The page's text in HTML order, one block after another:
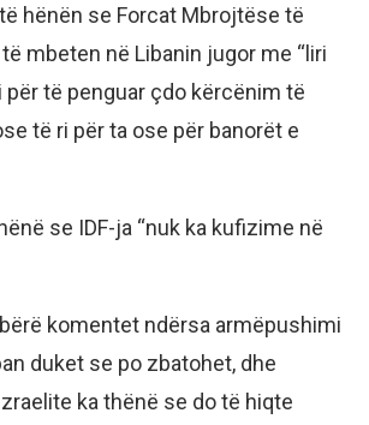
hënën se Forcat Mbrojtëse të
mbeten në Libanin jugor me “liri
të penguar çdo kërcënim të
të ri për ta ose për banorët e
se IDF-ja “nuk ka kufizime në
komentet ndërsa armëpushimi
duket se po zbatohet, dhe
ka thënë se do të hiqte